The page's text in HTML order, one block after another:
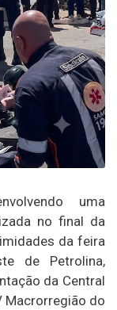
uma
no final da
da feira
de Petrolina,
da Central
Macrorregião do